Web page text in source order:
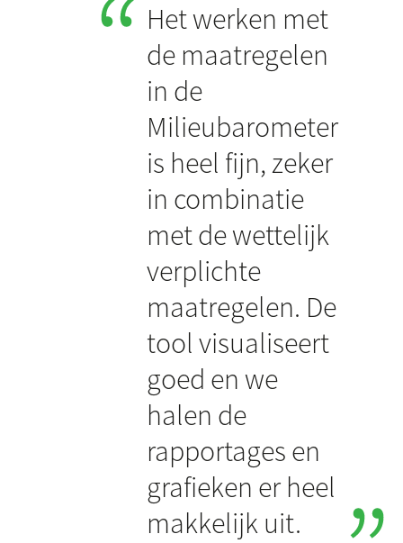
Het werken met
de maatregelen
in de
Milieubarometer
is heel fijn, zeker
in combinatie
met de wettelijk
verplichte
maatregelen. De
tool visualiseert
goed en we
halen de
rapportages en
grafieken er heel
makkelijk uit.